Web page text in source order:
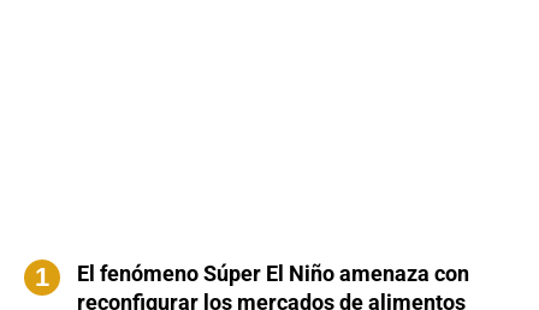
El fenómeno Súper El Niño amenaza con
reconfigurar los mercados de alimentos